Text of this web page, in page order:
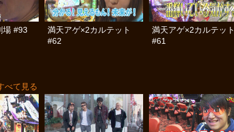
場 #93
満天アゲ×2カルテット
#62
満天アゲ×2カルテット
#61
べて見る